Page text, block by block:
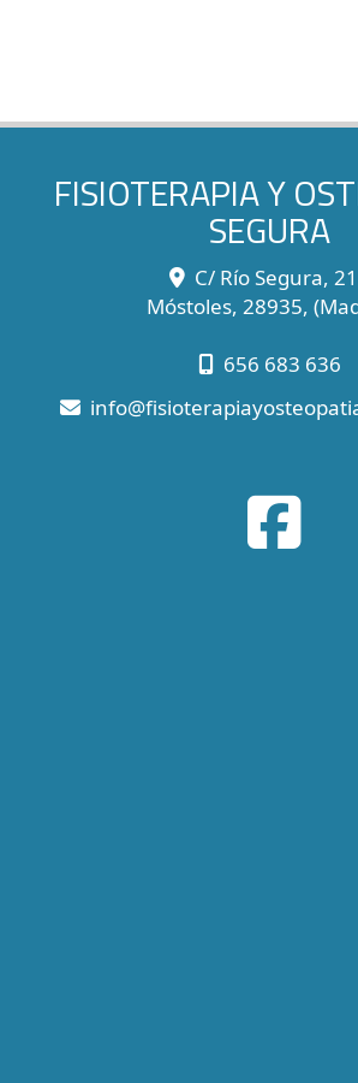
FISIOTERAPIA Y
SEGURA
C/ Río Segura,
Móstoles, 28935,
656 683 636
info